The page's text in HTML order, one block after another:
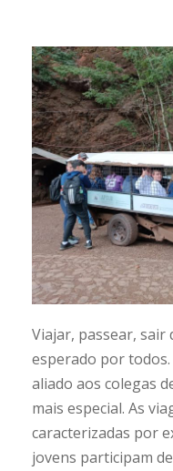
Viajar, passear, sair
esperado por
aliado aos colegas
mais especial. As
caracterizadas por
jovens participam